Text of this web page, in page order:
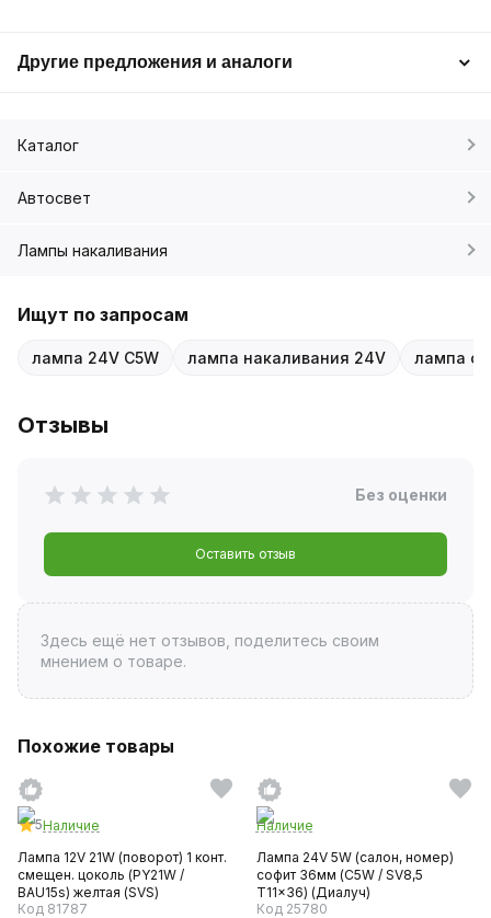
Другие предложения и аналоги
Каталог
Автосвет
Лампы накаливания
Ищут по запросам
лампа 24V C5W лампа накаливания 24V лампа
Отзывы
Без оценки
Оставить отзыв
Здесь ещё нет отзывов, поделитесь своим
мнением о товаре.
Похожие товары
5Наличие
Лампа 12V 21W (поворот) 1 конт.
смещен. цоколь (PY21W /
BAU15s) желтая (SVS)
Код 81787
Наличие
Лампа 24V 5W (салон, номер)
софит 36мм (C5W / SV8,5
T11x36) (Диалуч)
Код 25780